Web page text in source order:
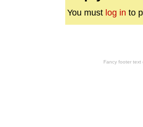
You must log in to
Fancy footer